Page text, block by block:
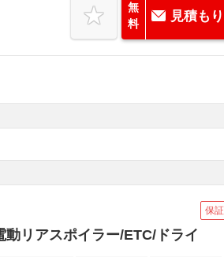
無
料
見積も
保
リアスポイラー/ETC/ドライ